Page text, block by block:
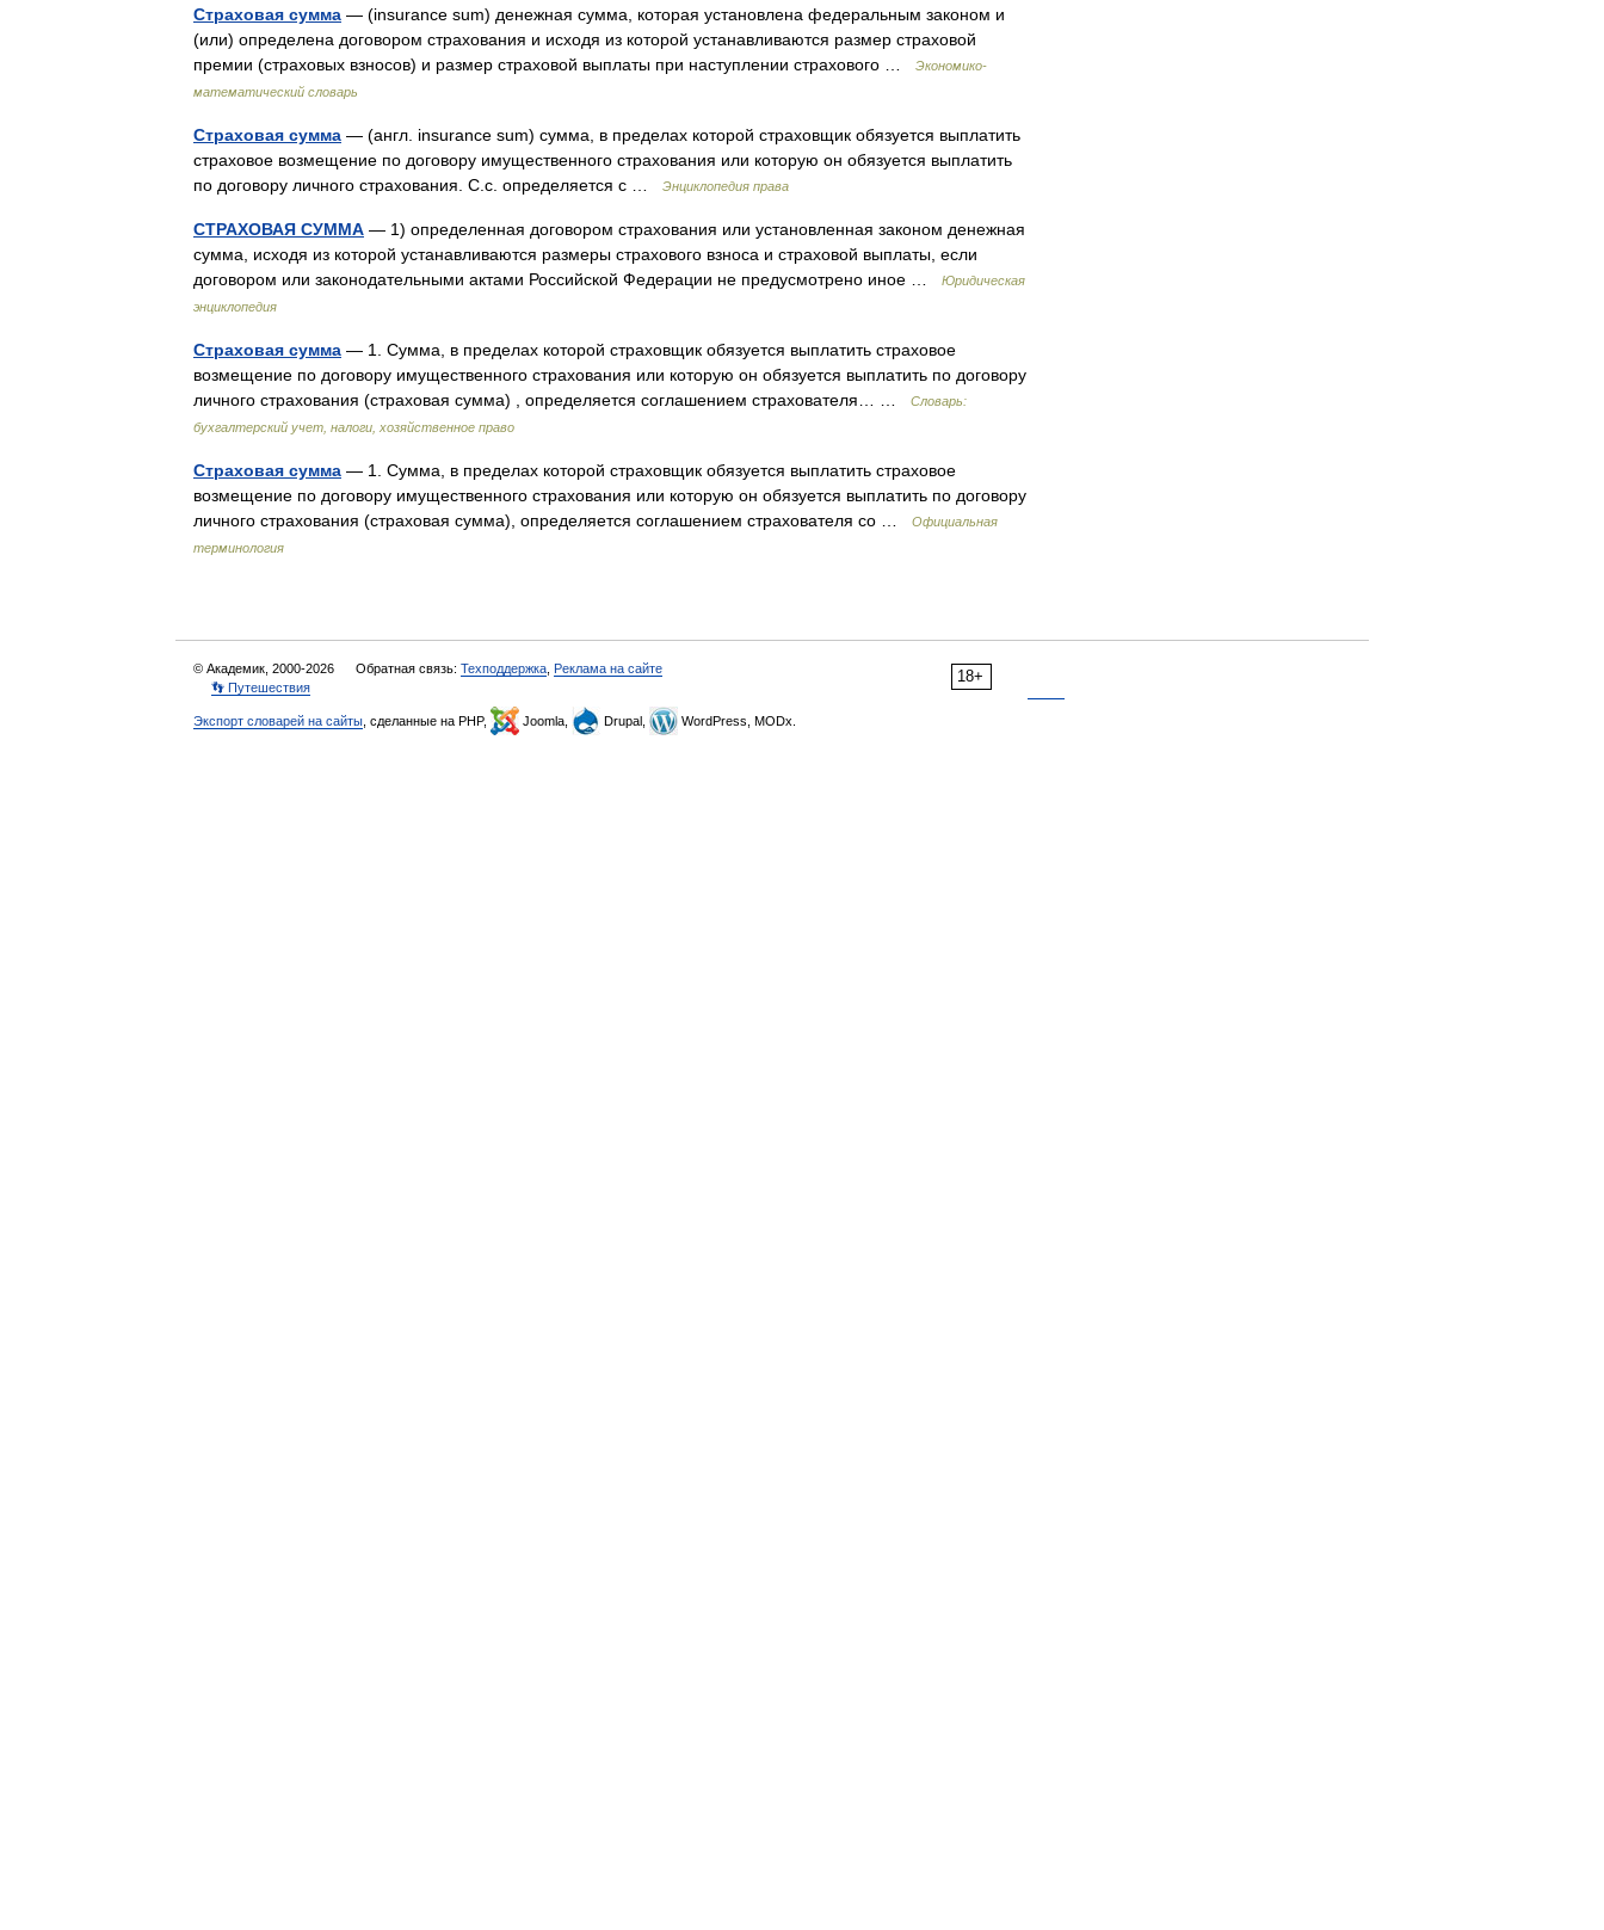
Страховая сумма — (insurance sum) денежная сумма, которая установлена федеральным законом и
(или) определена договором страхования и исходя из которой устанавливаются размер страховой
премии (страховых взносов) и размер страховой выплаты при наступлении страхового …
Экономико-
математический словарь
Страховая сумма — (англ. insurance sum) сумма, в пределах которой страховщик обязуется выплатить
страховое возмещение по договору имущественного страхования или которую он обязуется выплатить
по договору личного страхования. С.с. определяется с …
Энциклопедия права
СТРАХОВАЯ СУММА — 1) определенная договором страхования или установленная законом денежная
сумма, исходя из которой устанавливаются размеры страхового взноса и страховой выплаты, если
договором или законодательными актами Российской Федерации не предусмотрено иное …
Юридическая
энциклопедия
Страховая сумма — 1. Сумма, в пределах которой страховщик обязуется выплатить страховое
возмещение по договору имущественного страхования или которую он обязуется выплатить по договору
личного страхования (страховая сумма) , определяется соглашением страхователя… …
Словарь:
бухгалтерский учет, налоги, хозяйственное право
Страховая сумма — 1. Сумма, в пределах которой страховщик обязуется выплатить страховое
возмещение по договору имущественного страхования или которую он обязуется выплатить по договору
личного страхования (страховая сумма), определяется соглашением страхователя со …
Официальная
терминология
18+
© Академик, 2000-2026 Обратная связь: Техподдержка Реклама на сайте
👣 Путешествия
Экспорт словарей на сайты , сделанные на PHP, Joomla, Drupal, WordPress, MODx.